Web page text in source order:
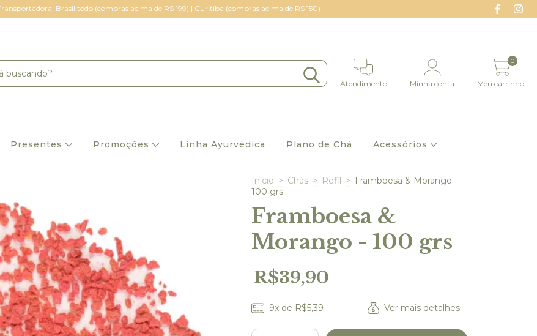
Brasil todo (compras acima de R$ 199) | Curitiba (compras acima de R$ 150)
Atendimento Minha conta Meu carrinho
0
Presentes Promoções Linha Ayurvédica Plano de Chá Acessórios
Início > Chás > Refil > Framboesa & Morango -
100 grs
Framboesa &
Morango - 100 grs
R$39,90
9x de R$5,39 Ver mais detalhes